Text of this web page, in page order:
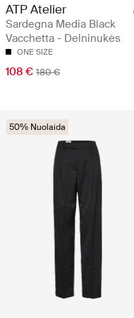
ATP Atelier
Sardegna Media Black
Vacchetta - Delninukės
ONE SIZE
108 € 180 €
50% Nuolaida